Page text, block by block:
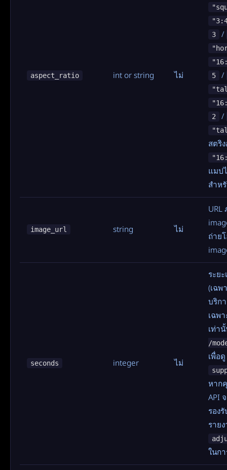
aspect_ratio int or string ไม่
3
/
5
/
2
/
สตริ
แมป
สำห
image_url string ไม่
URL
ถ่าย
seconds integer ไม่
ระย
(เฉพ
บริก
เฉพ
เท่า
/
เพื่อดู
หาก
API
รอง
ราย
ในก